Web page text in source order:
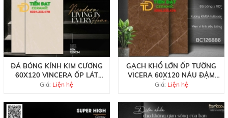
ĐÁ BÓNG KÍNH KIM CƯƠNG
60X120 VINCERA ỐP LÁT
VÀNG KEM
Giá: Liện hệ
GẠCH KHỔ LỚN ỐP TƯỜNG
VICERA 60X120 NÂU ĐẬM
MẪU MỚI
Giá: Liện hệ